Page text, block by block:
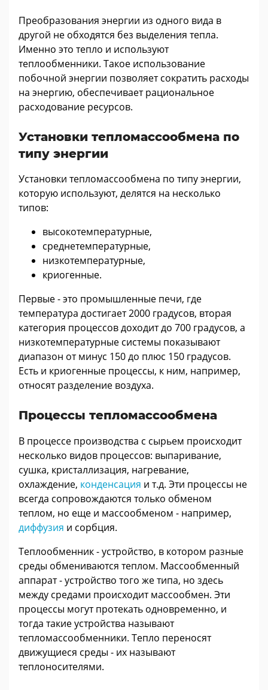
Преобразования энергии из одного вида в
другой не обходятся без выделения тепла.
Именно это тепло и используют
теплообменники. Такое использование
побочной энергии позволяет сократить расходы
на энергию, обеспечивает рациональное
расходование ресурсов.
Установки тепломассообмена по
типу энергии
Установки тепломассообмена по типу энергии,
которую используют, делятся на несколько
типов:
высокотемпературные,
среднетемпературные,
низкотемпературные,
криогенные.
Первые - это промышленные печи, где
температура достигает 2000 градусов, вторая
категория процессов доходит до 700 градусов, а
низкотемпературные системы показывают
диапазон от минус 150 до плюс 150 градусов.
Есть и криогенные процессы, к ним, например,
относят разделение воздуха.
Процессы тепломассообмена
В процессе производства с сырьем происходит
несколько видов процессов: выпаривание,
сушка, кристаллизация, нагревание,
охлаждение, конденсация и т.д. Эти процессы не
всегда сопровождаются только обменом
теплом, но еще и массообменом - например,
диффузия и сорбция.
Теплообменник - устройство, в котором разные
среды обмениваются теплом. Массообменный
аппарат - устройство того же типа, но здесь
между средами происходит массообмен. Эти
процессы могут протекать одновременно, и
тогда такие устройства называют
тепломассообменники. Тепло переносят
движущиеся среды - их называют
теплоносителями.